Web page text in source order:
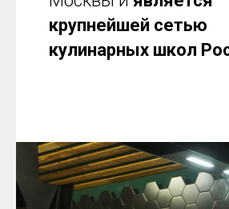
крупнейшей сетью
кулинарных школ